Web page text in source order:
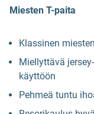
Miesten T-paita
Klassinen
Miellyttävä
käyttöön
Pehmeä tuntu